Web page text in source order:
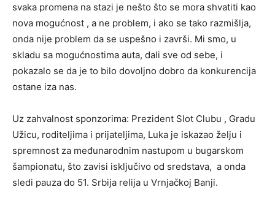
svaka promena na stazi je nešto što se mora shvatiti kao
nova mogućnost , a ne problem, i ako se tako razmišlja,
onda nije problem da se uspešno i završi. Mi smo, u
skladu sa mogućnostima auta, dali sve od sebe, i
pokazalo se da je to bilo dovoljno dobro da konkurencija
ostane iza nas.
Uz zahvalnost sponzorima: Prezident Slot Clubu , Gradu
Užicu, roditeljima i prijateljima, Luka je iskazao želju i
spremnost za međunarodnim nastupom u bugarskom
šampionatu, što zavisi isključivo od sredstava, a onda
sledi pauza do 51. Srbija relija u Vrnjačkoj Banji.